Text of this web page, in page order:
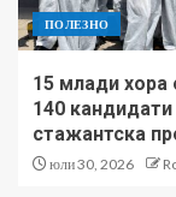
ПОЛЕЗНО
15 млади хора
140
стажантска
юли 30, 2026